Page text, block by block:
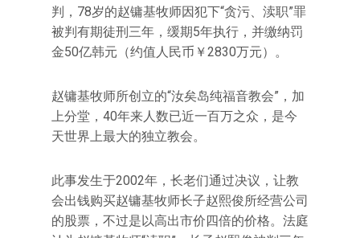
判，78岁的赵镛基牧师因犯下“贪污、渎职”罪
被判有期徒刑三年，缓期5年执行，并缴纳罚
金50亿韩元（约值人民币￥2830万元）。
赵镛基牧师所创立的“汝矣岛纯福音教会”，加
上分堂，40年来人数已近一百万之众，是今
天世界上最大的独立教会。
此事发生于2002年，长老们通过决议，让教
会出钱购买赵镛基牧师长子赵熙俊所经营公司
的股票，不过是以高出市价四倍的价格。法庭